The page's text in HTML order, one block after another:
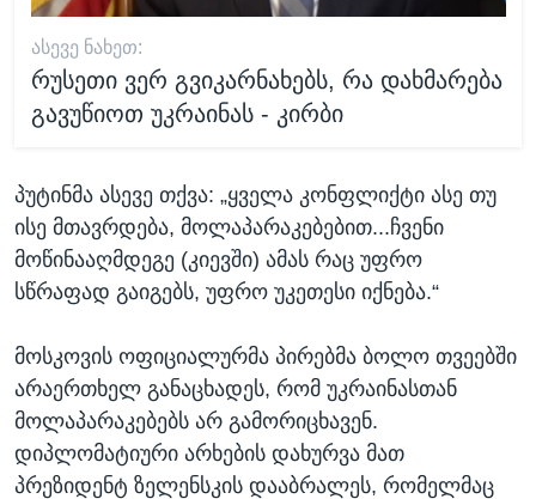
ᲐᲡᲔᲕᲔ ᲜᲐᲮᲔᲗ:
რუსეთი ვერ გვიკარნახებს, რა დახმარება
გავუწიოთ უკრაინას - კირბი
პუტინმა ასევე თქვა: „ყველა კონფლიქტი ასე თუ
ისე მთავრდება, მოლაპარაკებებით...ჩვენი
მოწინააღმდეგე (კიევში) ამას რაც უფრო
სწრაფად გაიგებს, უფრო უკეთესი იქნება.“
მოსკოვის ოფიციალურმა პირებმა ბოლო თვეებში
არაერთხელ განაცხადეს, რომ უკრაინასთან
მოლაპარაკებებს არ გამორიცხავენ.
დიპლომატიური არხების დახურვა მათ
პრეზიდენტ ზელენსკის დააბრალეს, რომელმაც